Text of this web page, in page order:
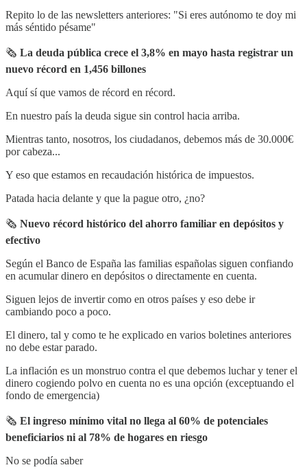
Repito lo de las newsletters anteriores: "Si eres autónomo te doy mi
más séntido pésame"
🗞 La deuda pública crece el 3,8% en mayo hasta registrar un
nuevo récord en 1,456 billones
Aquí sí que vamos de récord en récord.
En nuestro país la deuda sigue sin control hacia arriba.
Mientras tanto, nosotros, los ciudadanos, debemos más de 30.000€
por cabeza...
Y eso que estamos en recaudación histórica de impuestos.
Patada hacia delante y que la pague otro, ¿no?
🗞 Nuevo récord histórico del ahorro familiar en depósitos y
efectivo
Según el Banco de España las familias españolas siguen confiando
en acumular dinero en depósitos o directamente en cuenta.
Siguen lejos de invertir como en otros países y eso debe ir
cambiando poco a poco.
El dinero, tal y como te he explicado en varios boletines anteriores
no debe estar parado.
La inflación es un monstruo contra el que debemos luchar y tener el
dinero cogiendo polvo en cuenta no es una opción (exceptuando el
fondo de emergencia)
🗞 El ingreso mínimo vital no llega al 60% de potenciales
beneficiarios ni al 78% de hogares en riesgo
No se podía saber